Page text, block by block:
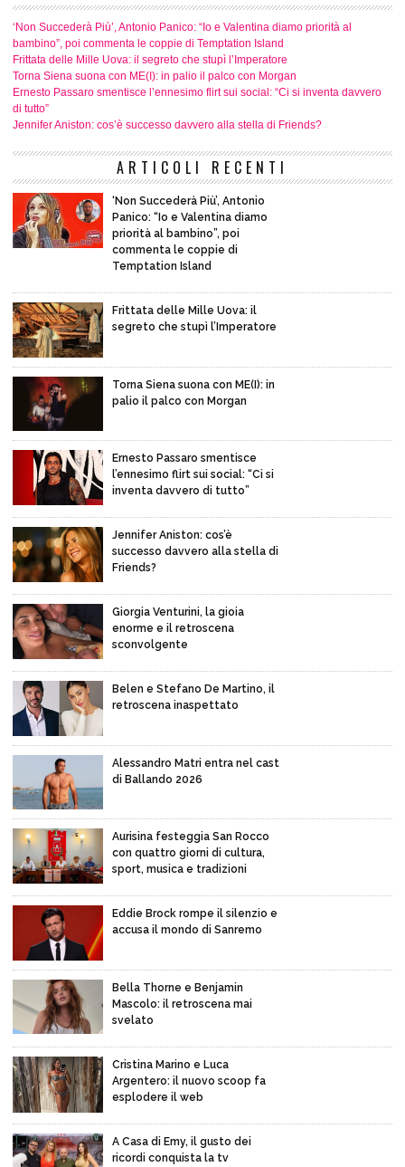
‘Non Succederà Più’, Antonio Panico: “Io e Valentina diamo priorità al
bambino”, poi commenta le coppie di Temptation Island
Frittata delle Mille Uova: il segreto che stupì l’Imperatore
Torna Siena suona con ME(I): in palio il palco con Morgan
Ernesto Passaro smentisce l’ennesimo flirt sui social: “Ci si inventa davvero
di tutto”
Jennifer Aniston: cos’è successo davvero alla stella di Friends?
ARTICOLI RECENTI
‘Non Succederà Più’, Antonio
Panico: “Io e Valentina diamo
priorità al bambino”, poi
commenta le coppie di
Temptation Island
Frittata delle Mille Uova: il
segreto che stupì l’Imperatore
Torna Siena suona con ME(I): in
palio il palco con Morgan
Ernesto Passaro smentisce
l’ennesimo flirt sui social: “Ci si
inventa davvero di tutto”
Jennifer Aniston: cos’è
successo davvero alla stella di
Friends?
Giorgia Venturini, la gioia
enorme e il retroscena
sconvolgente
Belen e Stefano De Martino, il
retroscena inaspettato
Alessandro Matri entra nel cast
di Ballando 2026
Aurisina festeggia San Rocco
con quattro giorni di cultura,
sport, musica e tradizioni
Eddie Brock rompe il silenzio e
accusa il mondo di Sanremo
Bella Thorne e Benjamin
Mascolo: il retroscena mai
svelato
Cristina Marino e Luca
Argentero: il nuovo scoop fa
esplodere il web
A Casa di Emy, il gusto dei
ricordi conquista la tv